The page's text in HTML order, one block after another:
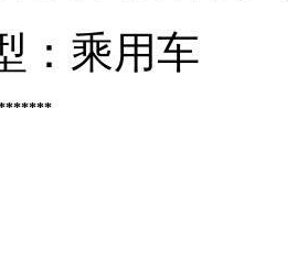
： 乘用车